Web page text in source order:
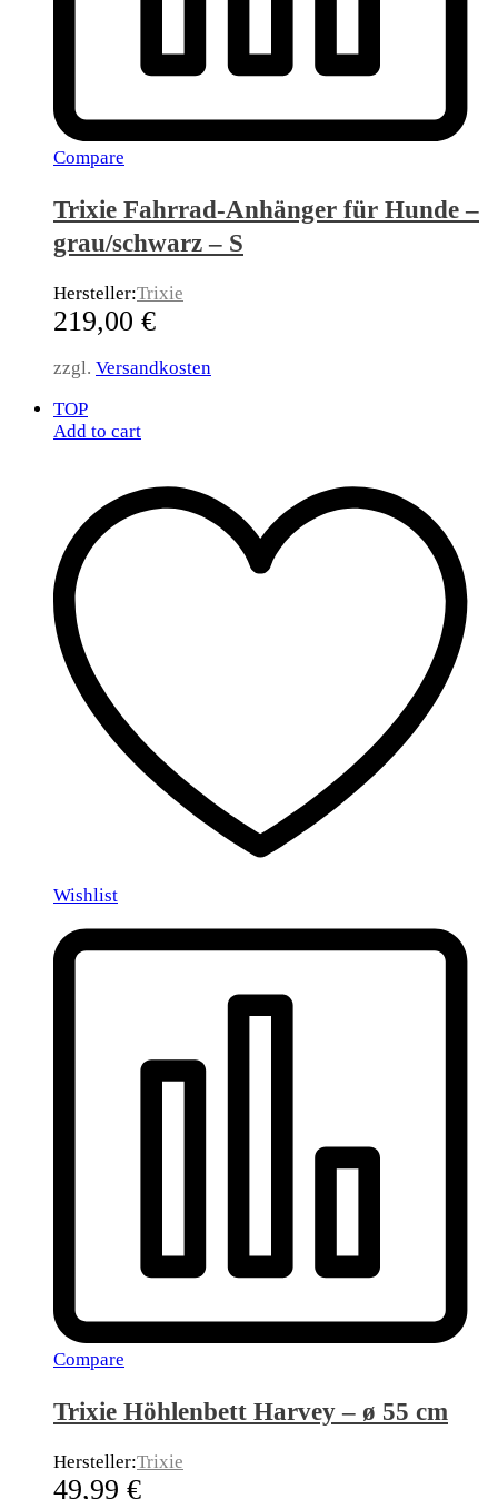
Compare
Trixie Fahrrad-Anhänger für Hunde –
grau/schwarz – S
Hersteller:Trixie
219,00 €
zzgl. Versandkosten
TOP
Add to cart
Wishlist
Compare
Trixie Höhlenbett Harvey – ø 55 cm
Hersteller:Trixie
49,99 €